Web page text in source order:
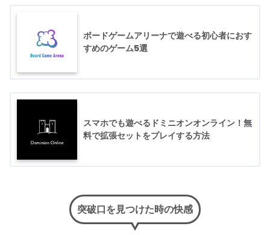
ボードゲームアリーナで遊べる初心者におす
すめのゲーム5選
スマホでも遊べるドミニオンオンライン！無
料で拡張セットをプレイする方法
突破口を見つけた時の快感